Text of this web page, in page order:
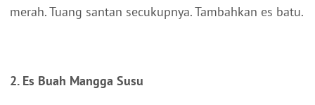
merah. Tuang santan secukupnya. Tambahkan es batu.
2. Es Buah Mangga Susu